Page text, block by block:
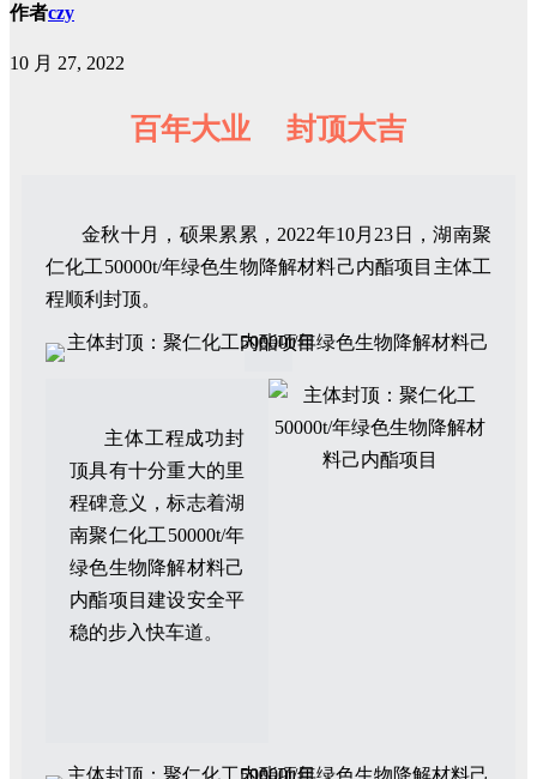
作者czy
10 月 27, 2022
百年大业 封顶大吉
金秋十月，硕果累累，2022年10月23日，湖南聚
仁化工50000t/年绿色生物降解材料己内酯项目主体工
程顺利封顶。
主体工程成功封
顶具有十分重大的里
程碑意义，标志着湖
南聚仁化工50000t/年
绿色生物降解材料己
内酯项目建设安全平
稳的步入快车道。